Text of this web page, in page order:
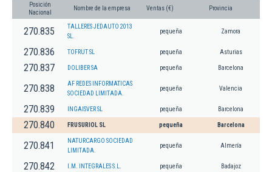
Posición
Nacional
Nombre de la empresa Ventas (€) Provincia
270.835
TALLERES JEDAUTO 2013
SL.
pequeña Zamora
270.836 TOFRUT SL pequeña Asturias
270.837 DOLIBER SA pequeña Barcelona
270.838
AF REDES INFORMATICAS
SOCIEDAD LIMITADA.
pequeña Valencia
270.839 INGAISVER SL pequeña Barcelona
270.840 FRUSURIOL SL pequeña Barcelona
270.841
NATURCARGO SOCIEDAD
LIMITADA.
pequeña Almería
270.842 I.M. INTEGRALES S.L. pequeña Badajoz